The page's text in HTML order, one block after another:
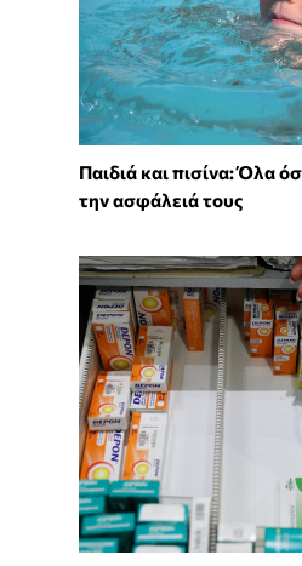
Παιδιά και πισίνα: Όλα
την ασφάλειά τους